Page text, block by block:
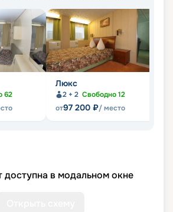
62
Люкс
2 + 2 Свободно12
от97 200 ₽/ место
доступна в модальном окне